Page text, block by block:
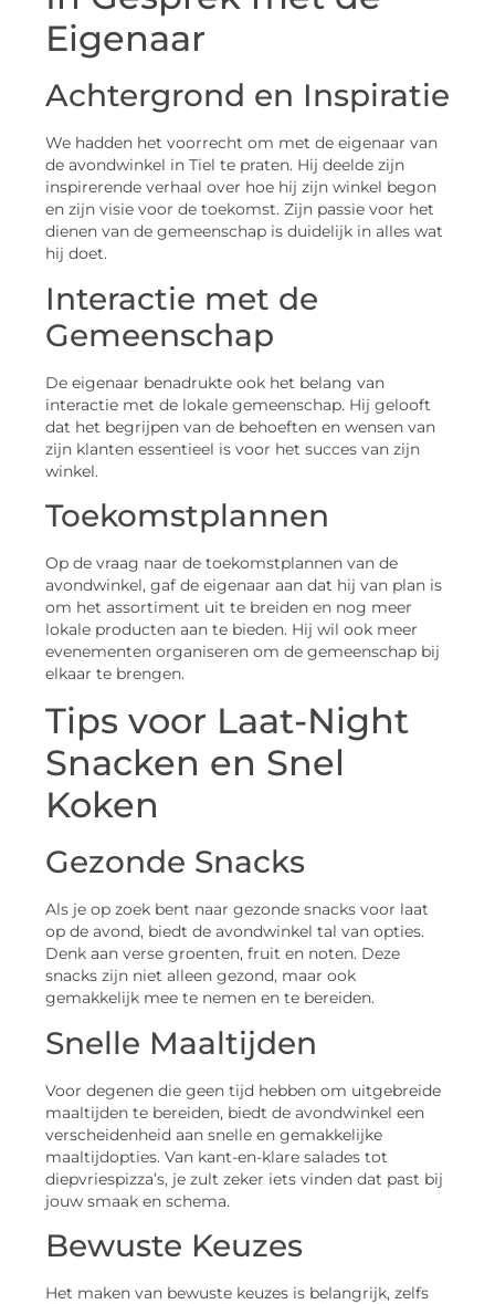
Eigenaar
Achtergrond en Inspiratie
We hadden het voorrecht om met de eigenaar van
de avondwinkel in Tiel te praten. Hij deelde zijn
inspirerende verhaal over hoe hij zijn winkel begon
en zijn visie voor de toekomst. Zijn passie voor het
dienen van de gemeenschap is duidelijk in alles wat
hij doet.
Interactie met de
Gemeenschap
De eigenaar benadrukte ook het belang van
interactie met de lokale gemeenschap. Hij gelooft
dat het begrijpen van de behoeften en wensen van
zijn klanten essentieel is voor het succes van zijn
winkel.
Toekomstplannen
Op de vraag naar de toekomstplannen van de
avondwinkel, gaf de eigenaar aan dat hij van plan is
om het assortiment uit te breiden en nog meer
lokale producten aan te bieden. Hij wil ook meer
evenementen organiseren om de gemeenschap bij
elkaar te brengen.
Tips voor Laat-Night
Snacken en Snel
Koken
Gezonde Snacks
Als je op zoek bent naar gezonde snacks voor laat
op de avond, biedt de avondwinkel tal van opties.
Denk aan verse groenten, fruit en noten. Deze
snacks zijn niet alleen gezond, maar ook
gemakkelijk mee te nemen en te bereiden.
Snelle Maaltijden
Voor degenen die geen tijd hebben om uitgebreide
maaltijden te bereiden, biedt de avondwinkel een
verscheidenheid aan snelle en gemakkelijke
maaltijdopties. Van kant-en-klare salades tot
diepvriespizza’s, je zult zeker iets vinden dat past bij
jouw smaak en schema.
Bewuste Keuzes
Het maken van bewuste keuzes is belangrijk, zelfs